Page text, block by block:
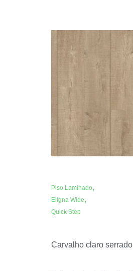
Piso Laminado,
Eligna Wide,
Quick Step
Carvalho claro serrado